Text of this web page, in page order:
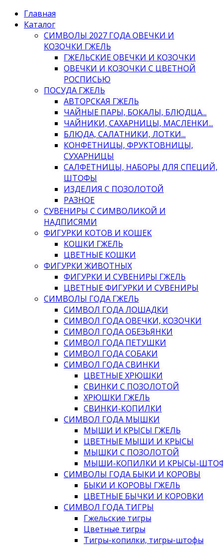
Главная
Каталог
СИМВОЛЫ 2027 ГОДА ОВЕЧКИ И
КОЗОЧКИ ГЖЕЛЬ
ГЖЕЛЬСКИЕ ОВЕЧКИ И КОЗОЧКИ
ОВЕЧКИ И КОЗОЧКИ С ЦВЕТНОЙ
РОСПИСЬЮ
ПОСУДА ГЖЕЛЬ
АВТОРСКАЯ ГЖЕЛЬ
ЧАЙНЫЕ ПАРЫ, БОКАЛЫ, БЛЮДЦА...
ЧАЙНИКИ, САХАРНИЦЫ, МАСЛЕНКИ...
БЛЮДА, САЛАТНИКИ, ЛОТКИ...
КОНФЕТНИЦЫ, ФРУКТОВНИЦЫ,
СУХАРНИЦЫ
САЛФЕТНИЦЫ, НАБОРЫ ДЛЯ СПЕЦИЙ,
ШТОФЫ
ИЗДЕЛИЯ С ПОЗОЛОТОЙ
РАЗНОЕ
СУВЕНИРЫ С СИМВОЛИКОЙ И
НАДПИСЯМИ
ФИГУРКИ КОТОВ И КОШЕК
КОШКИ ГЖЕЛЬ
ЦВЕТНЫЕ КОШКИ
ФИГУРКИ ЖИВОТНЫХ
ФИГУРКИ И СУВЕНИРЫ ГЖЕЛЬ
ЦВЕТНЫЕ ФИГУРКИ И СУВЕНИРЫ
СИМВОЛЫ ГОДА ГЖЕЛЬ
СИМВОЛ ГОДА ЛОШАДКИ
СИМВОЛ ГОДА ОВЕЧКИ, КОЗОЧКИ
СИМВОЛ ГОДА ОБЕЗЬЯНКИ
СИМВОЛ ГОДА ПЕТУШКИ
СИМВОЛ ГОДА СОБАКИ
СИМВОЛ ГОДА СВИНКИ
ЦВЕТНЫЕ ХРЮШКИ
СВИНКИ С ПОЗОЛОТОЙ
ХРЮШКИ ГЖЕЛЬ
СВИНКИ-КОПИЛКИ
СИМВОЛ ГОДА МЫШКИ
МЫШИ И КРЫСЫ ГЖЕЛЬ
ЦВЕТНЫЕ МЫШИ И КРЫСЫ
МЫШКИ С ПОЗОЛОТОЙ
МЫШИ-КОПИЛКИ И КРЫСЫ-
СИМВОЛЫ ГОДА БЫКИ И КОРОВЫ
БЫКИ И КОРОВЫ ГЖЕЛЬ
ЦВЕТНЫЕ БЫЧКИ И КОРОВКИ
СИМВОЛ ГОДА ТИГРЫ
Гжельские тигры
Цветные тигры
Тигры-копилки, тигры-штофы